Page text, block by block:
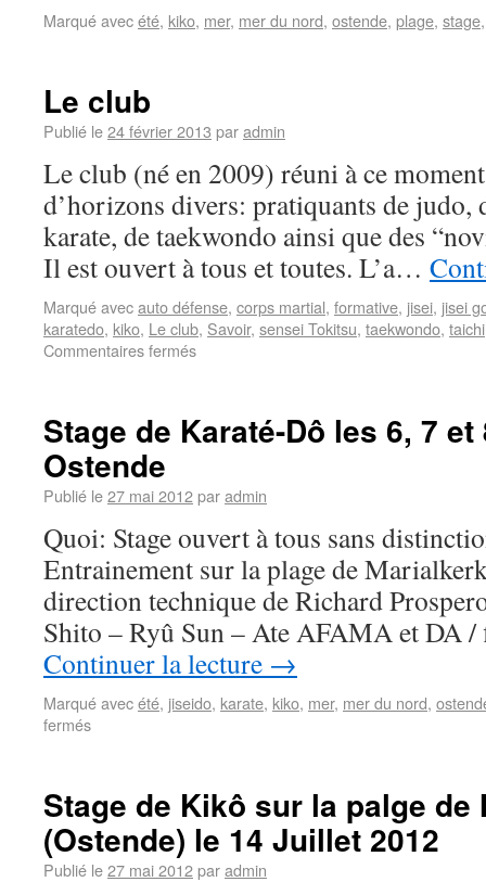
Marqué avecété, kiko, mer, mer du nord, ostende, plage, stage
Le club
Publié le24 février 2013 paradmin
Le club (né en 2009) réuni à ce
d’horizons divers: pratiquants de judo,
karate, de taekwondo ainsi que des
Il est ouvert à tous et toutes. L’a…
Marqué avecauto défense, corps martial, formative, jisei, jisei
karatedo, kiko, Le club, Savoir, sensei Tokitsu, taekwondo, taichi
Commentaires fermés
Stage de Karaté-Dô les 6, 7
Ostende
Publié le27 mai 2012paradmin
Quoi: Stage ouvert à tous sans
Entrainement sur la plage de
direction technique de Richard
Shito – Ryû Sun – Ate AFAMA et DA
Continuer la lecture →
Marqué avecété, jiseido, karate, kiko, mer, mer du nord,
fermés
Stage de Kikô sur la palge de
(Ostende) le 14 Juillet 2012
Publié le27 mai 2012paradmin